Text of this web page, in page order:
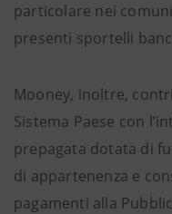
particolare nei
presenti sportelli
Mooney, inoltre,
Sistema Paese con
prepagata dotata di
di appartenenza e
pagamenti alla